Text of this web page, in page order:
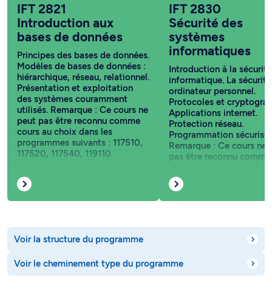
IFT 2821
Introduction aux
bases de données
Principes des bases de données.
Modèles de bases de données :
hiérarchique, réseau, relationnel.
Présentation et exploitation
des systèmes couramment
utilisés. Remarque : Ce cours ne
peut pas être reconnu comme
cours au choix dans les
programmes suivants : 117510,
117520, 117540, 119110.
IFT 2830
Sécurité des
systèmes
informatiques
Introduction à la sécurité
informatique. La
ordinateur personnel.
Protocoles et
Applications internet.
Protection réseau.
Programmation
Remarque : Ce cours ne
pas être reconnu
suivants : 117510,
117540, 119110.
Voir la structure du programme
Voir le cheminement type du programme